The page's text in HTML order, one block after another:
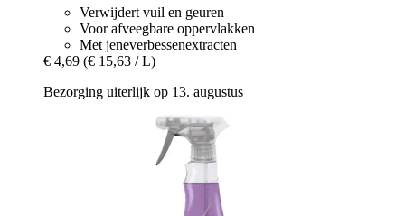
Verwijdert vuil en geuren
Voor afveegbare oppervlakken
Met jeneverbessenextracten
€ 4,69 (€ 15,63 / L)
Bezorging uiterlijk op 13. augustus